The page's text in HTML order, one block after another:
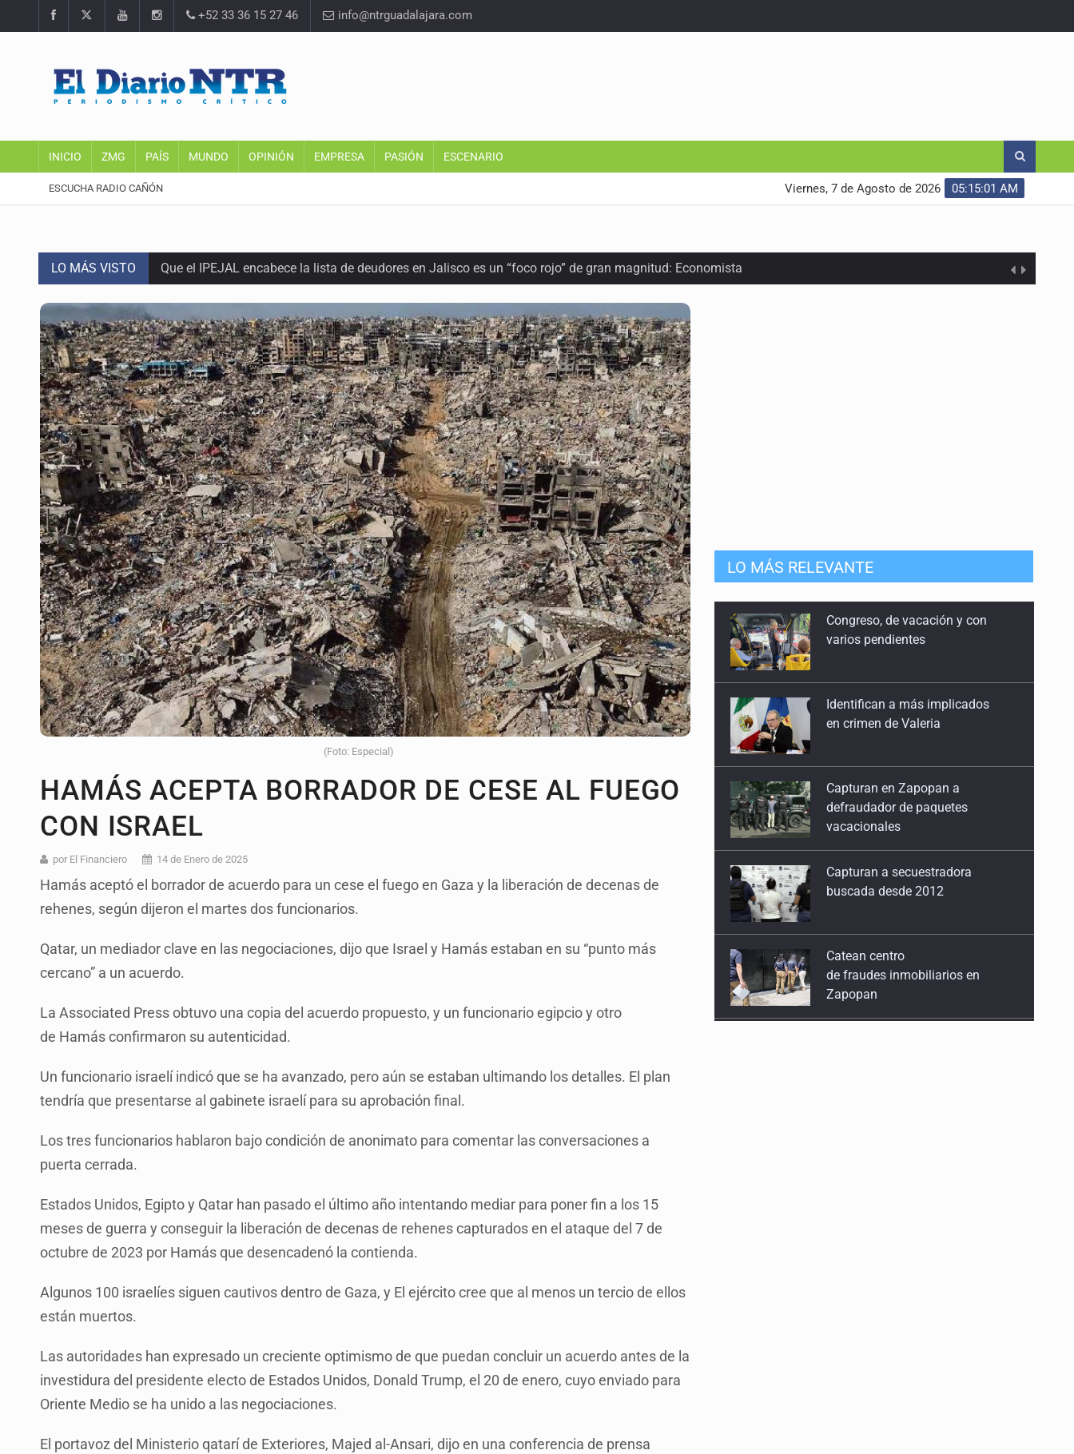
+52 33 36 15 27 46 info@ntrguadalajara.com
INICIO ZMG PAÍS MUNDO OPINIÓN EMPRESA PASIÓN ESCENARIO
ESCUCHA RADIO CAÑÓN 05:15:02 AM
Viernes, 7 de Agosto de 2026
LO MÁS VISTO Que el IPEJAL encabece la lista de deudores en Jalisco es un “foco rojo” de gran magnitud: Economista
Critican inoperancia de la ASEJ para recuperar fondos públicos
Catean centro de fraudes inmobiliarios en Zapopan
Ex policía es detenido por agresión y amenzas contra su pareja
Vecinos de Mirador de San Isidro denuncian tala; IJALVI lo niega
Reporta 627 acciones tras inundación en Balcones de Oblatos
Fiscalía continúa búsqueda de Ricardo Cabezas Talavera
Proponen consulta popular por desarrollo de vivienda en Mirador de San Isidro
Identifican a más implicados en crimen de Valeria
Capturan a secuestradora buscada desde 2012
(Foto: Especial)
HAMÁS ACEPTA BORRADOR DE CESE AL FUEGO
CON ISRAEL
por El Financiero 14 de Enero de 2025
Hamás aceptó el borrador de acuerdo para un cese el fuego en Gaza y la liberación de decenas de
rehenes, según dijeron el martes dos funcionarios.
Qatar, un mediador clave en las negociaciones, dijo que Israel y Hamás estaban en su “punto más
cercano” a un acuerdo.
La Associated Press obtuvo una copia del acuerdo propuesto, y un funcionario egipcio y otro
de Hamás confirmaron su autenticidad.
Un funcionario israelí indicó que se ha avanzado, pero aún se estaban ultimando los detalles. El plan
tendría que presentarse al gabinete israelí para su aprobación final.
Los tres funcionarios hablaron bajo condición de anonimato para comentar las conversaciones a
puerta cerrada.
Estados Unidos, Egipto y Qatar han pasado el último año intentando mediar para poner fin a los 15
meses de guerra y conseguir la liberación de decenas de rehenes capturados en el ataque del 7 de
octubre de 2023 por Hamás que desencadenó la contienda.
Algunos 100 israelíes siguen cautivos dentro de Gaza, y El ejército cree que al menos un tercio de ellos
están muertos.
Las autoridades han expresado un creciente optimismo de que puedan concluir un acuerdo antes de la
investidura del presidente electo de Estados Unidos, Donald Trump, el 20 de enero, cuyo enviado para
Oriente Medio se ha unido a las negociaciones.
El portavoz del Ministerio qatarí de Exteriores, Majed al-Ansari, dijo en una conferencia de prensa
LO MÁS RELEVANTE
Identifican a más implicados
en crimen de Valeria
Capturan en Zapopan a
defraudador de paquetes
Capturan a secuestradora
buscada desde 2012
Catean centro
de fraudes inmobiliarios en
Que el IPEJAL encabece la lista
de deudores en Jalisco es un
“foco rojo” de gran magnitud:
Economista